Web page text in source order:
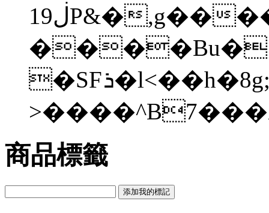
1ڶ9P&�,g����X�·��Q���<�q�:��h`uuT���~U���d�2���ж�u��D^��d�D�ڐ��uu
�SFܪ�l<��h�8g;`G[�-
商品標籤